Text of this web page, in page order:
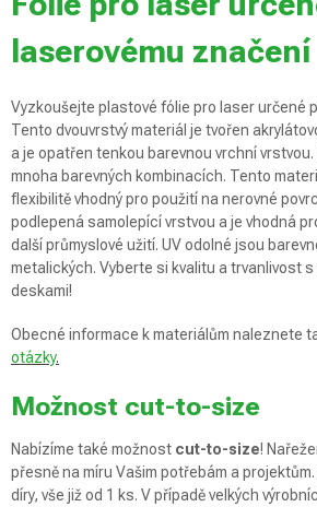
laserovému značení
Vyzkoušejte plastové fólie pro laser určené
Tento dvouvrstvý materiál je tvořen
a je opatřen tenkou barevnou vrchní
mnoha barevných kombinacích. Tento
flexibilitě vhodný pro použití na nerovné
podlepená samolepící vrstvou a je vhodná
další průmyslové užití. UV odolné jsou
metalických. Vyberte si kvalitu a trvanlivost s
deskami!
Obecné informace k materiálům naleznete
otázky.
Možnost cut-to-size
Nabízíme také možnost cut-to-size!
přesně na míru Vašim potřebám a
díry, vše již od 1 ks. V případě velkých